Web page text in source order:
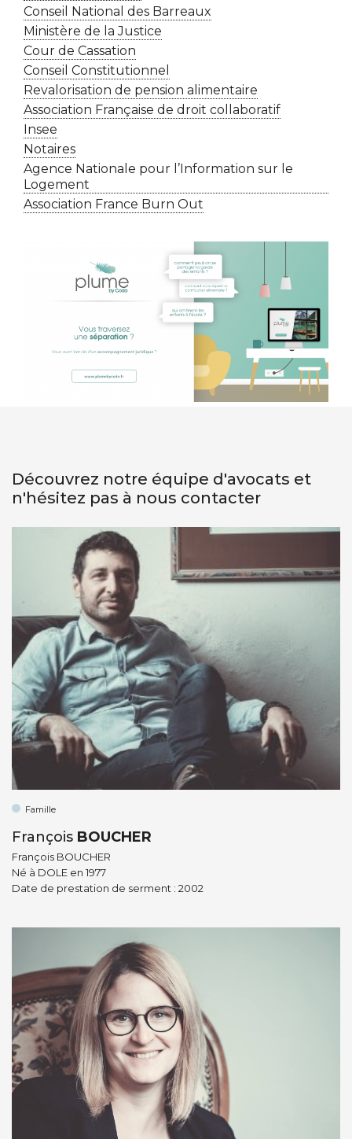
Conseil National des Barreaux
Ministère de la Justice
Cour de Cassation
Conseil Constitutionnel
Revalorisation de pension alimentaire
Association Française de droit collaboratif
Insee
Notaires
Agence Nationale pour l’Information sur le
Logement
Association France Burn Out
Découvrez notre équipe d'avocats et
n'hésitez pas à nous contacter
Famille
François BOUCHER
François BOUCHER
Né à DOLE en 1977
Date de prestation de serment : 2002